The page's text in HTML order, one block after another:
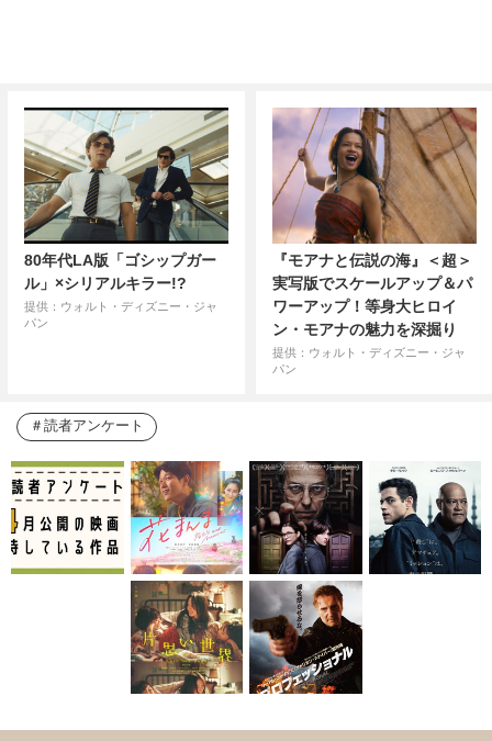
80年代LA版「ゴシップガー
ル」×シリアルキラー!?
提供：ウォルト・ディズニー・ジャ
パン
『モアナと伝説の海』＜超＞
実写版でスケールアップ＆パ
ワーアップ！等身大ヒロイ
ン・モアナの魅力を深掘り
提供：ウォルト・ディズニー・ジャ
パン
読者アンケート